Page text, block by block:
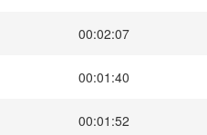
00:02:07
00:01:40
00:01:52